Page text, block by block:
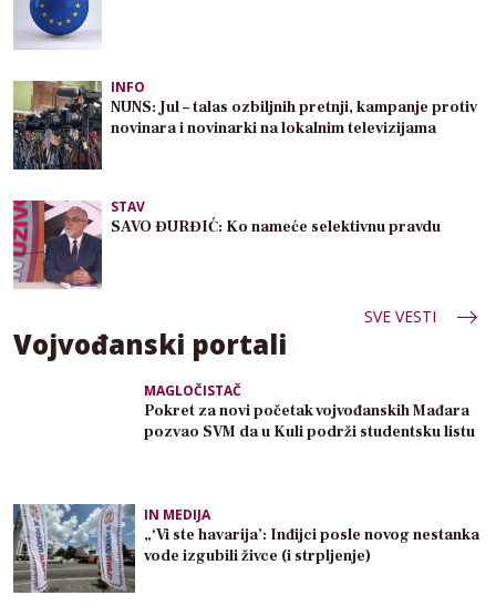
INFO
NUNS: Jul – talas ozbiljnih pretnji, kampanje protiv
novinara i novinarki na lokalnim televizijama
STAV
SAVO ĐURĐIĆ: Ko nameće selektivnu pravdu
SVE VESTI
Vojvođanski portali
MAGLOČISTAČ
Pokret za novi početak vojvođanskih Mađara
pozvao SVM da u Kuli podrži studentsku listu
IN MEDIJA
„‘Vi ste havarija’: Inđijci posle novog nestanka
vode izgubili živce (i strpljenje)